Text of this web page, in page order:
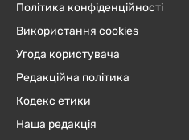
Політика конфіденційності
Використання cookies
Угода користувача
Редакційна політика
Кодекс етики
Наша редакція